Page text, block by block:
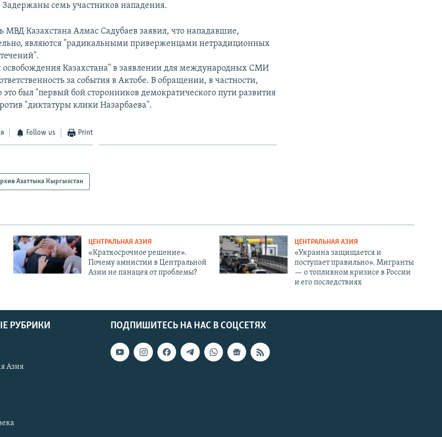
семь участников нападения.
МВД Казахстана Алмас Садубаев заявил, что нападавшие,
являются "радикальными приверженцами нетрадиционных
Казахстана" в заявлении для международных СМИ
за события в Актобе. В обращении, в частности,
это был "первый бой сторонников демократического пути развития
"диктатуры клики Назарбаева".
Follow us Print
Азаттыка Кыргызстан
ЦЕНТРАЛЬНАЯ АЗИЯ
«Краткосрочное решение».
Почему амнистии в Центральной
Азии не панацея от проблемы?
ЦЕНТРАЛЬНАЯ АЗИЯ
«Украина защищается и
поступает правильно». Мигранты
— о топливном кризисе в России
и его последствиях
ПОДПИШИТЕСЬ НА НАС В СОЦСЕТЯХ
РУБРИКИ
Азия